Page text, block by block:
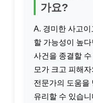
가요?
A. 경미한 사고
할 가능성이 높
사건을 종결할
모가 크고 피해
전문가의 도움을
유리할 수 있습니